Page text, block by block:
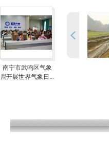
南宁市武鸣区气象
局开展世界气象日...